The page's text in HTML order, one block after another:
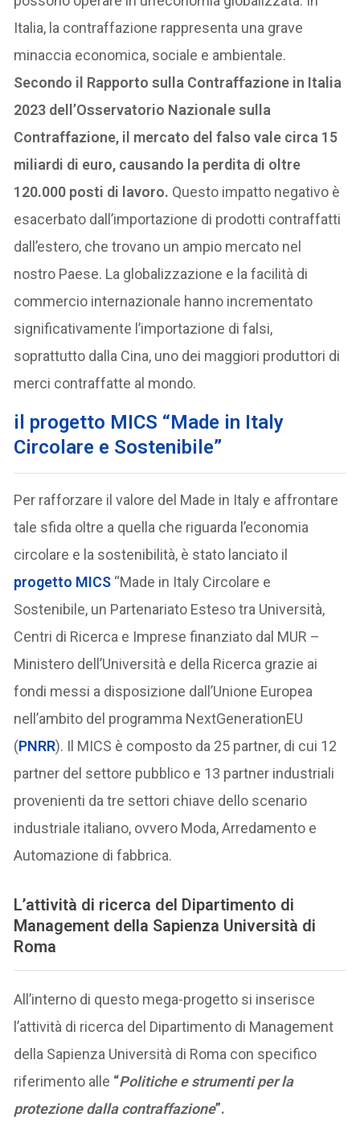
Italia, la contraffazione rappresenta una grave
minaccia economica, sociale e ambientale.
Secondo il Rapporto sulla Contraffazione in Italia
2023 dell’Osservatorio Nazionale sulla
Contraffazione, il mercato del falso vale circa 15
miliardi di euro, causando la perdita di oltre
120.000 posti di lavoro. Questo impatto negativo è
esacerbato dall’importazione di prodotti contraffatti
dall’estero, che trovano un ampio mercato nel
nostro Paese. La globalizzazione e la facilità di
commercio internazionale hanno incrementato
significativamente l’importazione di falsi,
soprattutto dalla Cina, uno dei maggiori produttori di
merci contraffatte al mondo.
il progetto MICS “Made in Italy
Circolare e Sostenibile”
Per rafforzare il valore del Made in Italy e affrontare
tale sfida oltre a quella che riguarda l’economia
circolare e la sostenibilità, è stato lanciato il
progetto MICS “Made in Italy Circolare e
Sostenibile, un Partenariato Esteso tra Università,
Centri di Ricerca e Imprese finanziato dal MUR –
Ministero dell’Università e della Ricerca grazie ai
fondi messi a disposizione dall’Unione Europea
nell’ambito del programma NextGenerationEU
(PNRR). Il MICS è composto da 25 partner, di cui 12
partner del settore pubblico e 13 partner industriali
provenienti da tre settori chiave dello scenario
industriale italiano, ovvero Moda, Arredamento e
Automazione di fabbrica.
L’attività di ricerca del Dipartimento di
Management della Sapienza Università di
Roma
All’interno di questo mega-progetto si inserisce
l’attività di ricerca del Dipartimento di Management
della Sapienza Università di Roma con specifico
riferimento alle “Politiche e strumenti per la
protezione dalla contraffazione”.